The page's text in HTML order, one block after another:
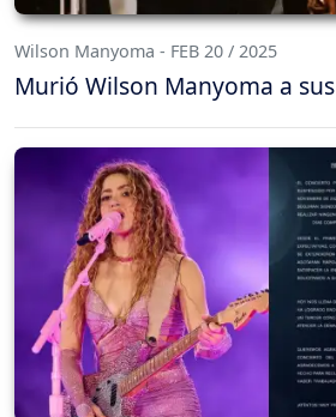
Wilson Manyoma - FEB 20 / 2025
Murió Wilson Manyoma a